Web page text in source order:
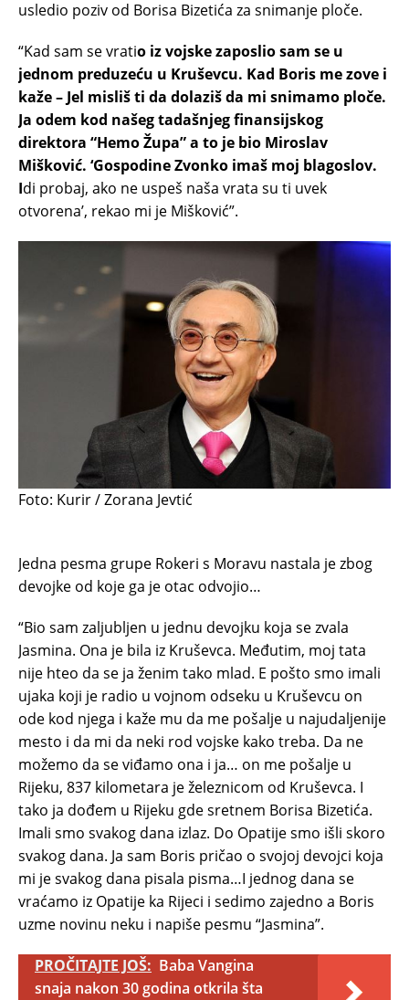
usledio poziv od Borisa Bizetića za snimanje ploče.
“Kad sam se vratio iz vojske zaposlio sam se u
jednom preduzeću u Kruševcu. Kad Boris me zove i
kaže – Jel misliš ti da dolaziš da mi snimamo ploče.
Ja odem kod našeg tadašnjeg finansijskog
direktora “Hemo Župa” a to je bio Miroslav
Mišković. ‘Gospodine Zvonko imaš moj blagoslov.
Idi probaj, ako ne uspeš naša vrata su ti uvek
otvorena’, rekao mi je Mišković”.
Foto: Kurir / Zorana Jevtić
Jedna pesma grupe Rokeri s Moravu nastala je zbog
devojke od koje ga je otac odvojio…
“Bio sam zaljubljen u jednu devojku koja se zvala
Jasmina. Ona je bila iz Kruševca. Međutim, moj tata
nije hteo da se ja ženim tako mlad. E pošto smo imali
ujaka koji je radio u vojnom odseku u Kruševcu on
ode kod njega i kaže mu da me pošalje u najudaljenije
mesto i da mi da neki rod vojske kako treba. Da ne
možemo da se viđamo ona i ja… on me pošalje u
Rijeku, 837 kilometara je železnicom od Kruševca. I
tako ja dođem u Rijeku gde sretnem Borisa Bizetića.
Imali smo svakog dana izlaz. Do Opatije smo išli skoro
svakog dana. Ja sam Boris pričao o svojoj devojci koja
mi je svakog dana pisala pisma…I jednog dana se
vraćamo iz Opatije ka Rijeci i sedimo zajedno a Boris
uzme novinu neku i napiše pesmu “Jasmina”.
PROČITAJTE JOŠ: Baba Vangina
snaja nakon 30 godina otkrila šta